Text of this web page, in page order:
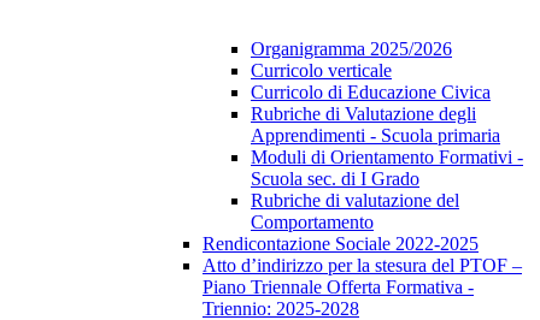
Organigramma 2025/2026
Curricolo verticale
Curricolo di Educazione Civica
Rubriche di Valutazione degli
Apprendimenti - Scuola primaria
Moduli di Orientamento Formativi -
Scuola sec. di I Grado
Rubriche di valutazione del
Comportamento
Rendicontazione Sociale 2022-2025
Atto d’indirizzo per la stesura del PTOF –
Piano Triennale Offerta Formativa -
Triennio: 2025-2028